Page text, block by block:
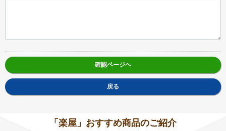
確認ページヘ
戻る
「楽屋」おすすめ商品のご紹介